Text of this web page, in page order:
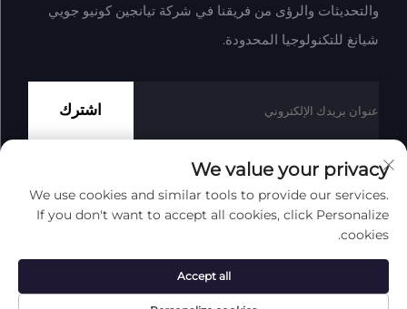
والتحديثات والرؤى من فريقنا في شركة تيانجين كونيو جويي
شيانغ للتكنولوجيا المحدودة.
اشترك
حقوق النشر © شركة تيانجين كونيو جوي شيانغ للتكنولوجيا المحدودة
جميع الحقوق محفوظة
سياسة الخصوصية المدونة
انقر لأعلى
We value your privacy
We use cookies and similar tools to provide our services.
If you don't want to accept all cookies, click Personalize
cookies.
Accept all